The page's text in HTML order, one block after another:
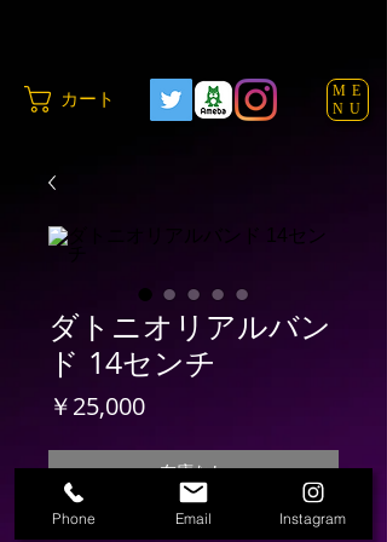
カート
ME
NU
ダトニオリアルバン
ド 14センチ
￥25,000価
在庫なし
Phone Email Instagram